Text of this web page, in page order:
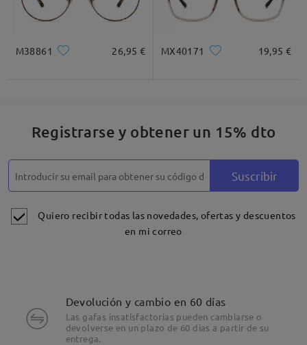
M38861 26,95 € MX40171 19,95 €
Registrarse y obtener un 15% dto
Suscribir
Quiero recibir todas las novedades, ofertas y descuentos
en mi correo
Devolución y cambio en 60 días
Las gafas insatisfactorias pueden cambiarse o
devolverse en un plazo de 60 días a partir de su
entrega.